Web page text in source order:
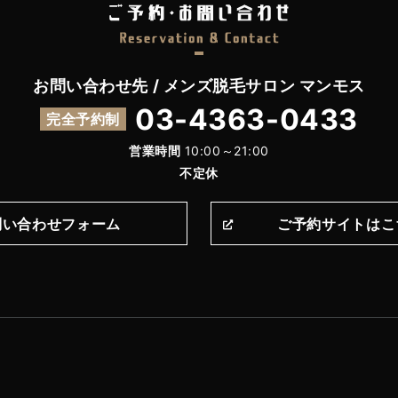
お問い合わせ先 / メンズ脱毛サロン マンモス
完全予約制 03-4363-0433
営業時間 10:00～21:00
不定休
合わせフォーム ご予約サイトは